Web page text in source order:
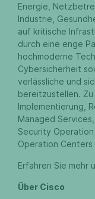
Energie,
Industrie,
auf kritische
durch eine enge
hochmoderne
Cybersicherheit
verlässliche und
bereitzustellen. Zu
Implementierung,
Managed
Security
Operation Centers
Erfahren Sie mehr
Über Cisco